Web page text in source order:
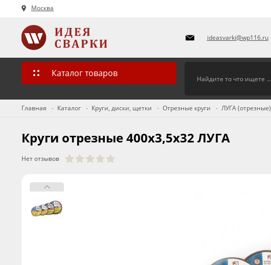
Москва
ideasvarki@wp116.ru
Каталог товаров
Главная Каталог Круги, диски, щетки Отрезные круги ЛУГА (отрезные)
Круги отрезные 400х3,5х32 ЛУГА
Нет отзывов